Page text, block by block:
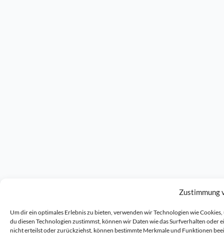
Zustimmung
Um dir ein optimales Erlebnis zu bieten, verwenden wir Technologien wie
du diesen Technologien zustimmst, können wir Daten wie das Surfverhalten
nicht erteilst oder zurückziehst, können bestimmte Merkmale und Funktionen